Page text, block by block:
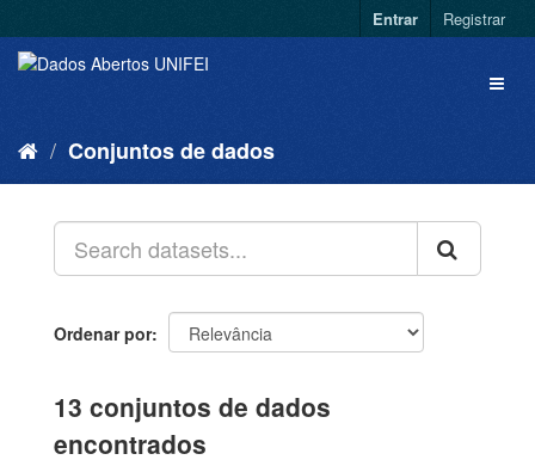
Entrar Registrar
Conjuntos de dados
Ordenar por
13 conjuntos de dados
encontrados